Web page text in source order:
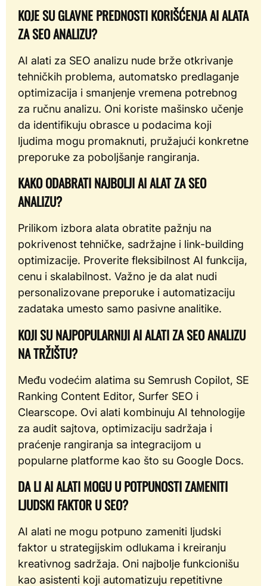
KOJE SU GLAVNE PREDNOSTI KORIŠĆENJA AI ALATA
ZA SEO ANALIZU?
AI alati za SEO analizu nude brže otkrivanje
tehničkih problema, automatsko predlaganje
optimizacija i smanjenje vremena potrebnog
za ručnu analizu. Oni koriste mašinsko učenje
da identifikuju obrasce u podacima koji
ljudima mogu promaknuti, pružajući konkretne
preporuke za poboljšanje rangiranja.
KAKO ODABRATI NAJBOLJI AI ALAT ZA SEO
ANALIZU?
Prilikom izbora alata obratite pažnju na
pokrivenost tehničke, sadržajne i link-building
optimizacije. Proverite fleksibilnost AI funkcija,
cenu i skalabilnost. Važno je da alat nudi
personalizovane preporuke i automatizaciju
zadataka umesto samo pasivne analitike.
KOJI SU NAJPOPULARNIJI AI ALATI ZA SEO ANALIZU
NA TRŽIŠTU?
Među vodećim alatima su Semrush Copilot, SE
Ranking Content Editor, Surfer SEO i
Clearscope. Ovi alati kombinuju AI tehnologije
za audit sajtova, optimizaciju sadržaja i
praćenje rangiranja sa integracijom u
popularne platforme kao što su Google Docs.
DA LI AI ALATI MOGU U POTPUNOSTI ZAMENITI
LJUDSKI FAKTOR U SEO?
AI alati ne mogu potpuno zameniti ljudski
faktor u strategijskim odlukama i kreiranju
kreativnog sadržaja. Oni najbolje funkcionišu
kao asistenti koji automatizuju repetitivne